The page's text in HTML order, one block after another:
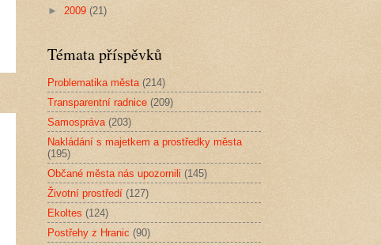
► 2009 (21)
Témata příspěvků
Problematika města (214)
Transparentní radnice (209)
Samospráva (203)
Nakládání s majetkem a prostředky města
(195)
Občané města nás upozornili (145)
Životní prostředí (127)
Ekoltes (124)
Postřehy z Hranic (90)